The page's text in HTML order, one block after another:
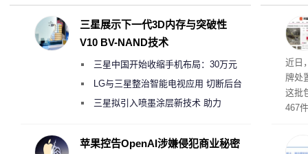
近日
牌处
这批
467
三星展示下一代3D内存与突破性
V10 BV-NAND技术
三星中国开始收缩手机布局：30万元
月销售额不达标门店 将被逐步清退
LG与三星整治智能电视应用 切断后台
偷偷共享带宽的违规行为
三星拟引入喷墨涂层新技术 助力
度
苹果控告OpenAI涉嫌侵犯商业秘密